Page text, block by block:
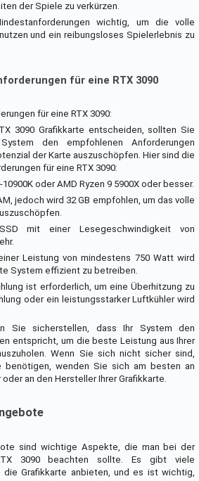
der Spiele zu verkürzen.
wichtig, um die volle
und ein reibungsloses Spielerlebnis zu
für eine RTX 3090
für eine RTX 3090:
3090 Grafikkarte entscheiden, sollten Sie
den empfohlenen Anforderungen
der Karte auszuschöpfen. Hier sind die
für eine RTX 3090:
oder AMD Ryzen 9 5900X oder besser.
jedoch wird 32 GB empfohlen, um das volle
mit einer Lesegeschwindigkeit von
Leistung von mindestens 750 Watt wird
System effizient zu betreiben.
ist erforderlich, um eine Überhitzung zu
oder ein leistungsstarker Luftkühler wird
Sie sicherstellen, dass Ihr System den
entspricht, um die beste Leistung aus Ihrer
Wenn Sie sich nicht sicher sind,
benötigen, wenden Sie sich am besten an
an den Hersteller Ihrer Grafikkarte.
sind wichtige Aspekte, die man bei der
3090 beachten sollte. Es gibt viele
die Grafikkarte anbieten, und es ist wichtig,